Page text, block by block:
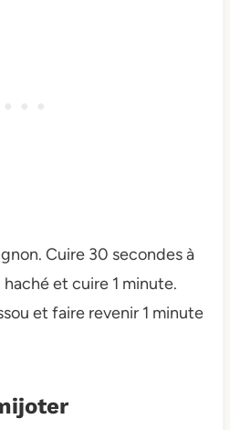
Cuire 30 secondes à
et cuire 1 minute.
et faire revenir 1 minute